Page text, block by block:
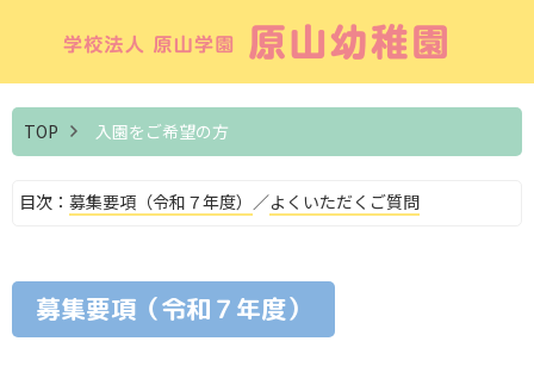
原山幼稚園
TOP 入園をご希望の方
目次： 募集要項（令和７年度） ／よくいただくご質問
募集要項（令和７年度）